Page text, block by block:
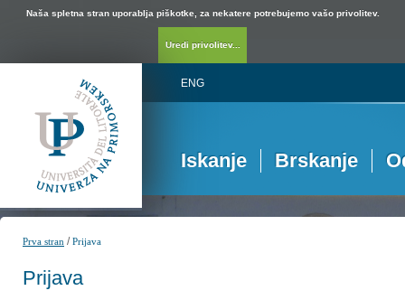
Naša spletna stran uporablja piškotke, za nekatere potrebujemo vašo privolitev.
Uredi privolitev...
ENG
Iskanje Brskanje
Prva stran /Prijava
Prijava